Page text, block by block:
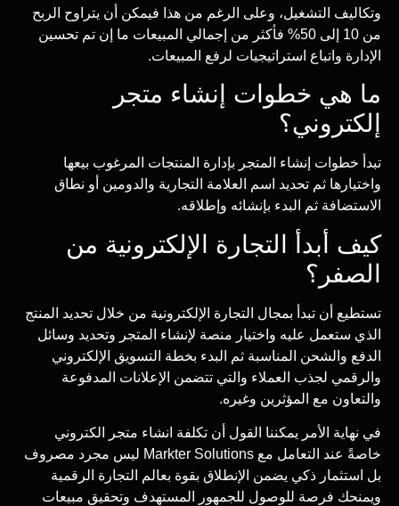
وتكاليف التشغيل، وعلى الرغم من هذا فيمكن أن يتراوح الربح
من 10 إلى 50% فأكثر من إجمالي المبيعات ما إن تم تحسين
الإدارة واتباع استراتيجيات لرفع المبيعات.
ما هي خطوات إنشاء متجر
إلكتروني؟
تبدأ خطوات إنشاء المتجر بإدارة المنتجات المرغوب بيعها
واختيارها ثم تحديد اسم العلامة التجارية والدومين أو نطاق
الاستضافة ثم البدء بإنشائه وإطلاقه.
كيف أبدأ التجارة الإلكترونية من
الصفر؟
تستطيع أن تبدأ بمجال التجارة الإلكترونية من خلال تحديد المنتج
الذي ستعمل عليه واختيار منصة لإنشاء المتجر وتحديد وسائل
الدفع والشحن المناسبة ثم البدء بخطة التسويق الإلكتروني
والرقمي لجذب العملاء والتي تتضمن الإعلانات المدفوعة
والتعاون مع المؤثرين وغيره.
في نهاية الأمر يمكننا القول أن تكلفة انشاء متجر الكتروني
خاصةً عند التعامل مع Markter Solutions ليس مجرد مصروف
بل استثمار ذكي يضمن الإنطلاق بقوة بعالم التجارة الرقمية
ويمنحك فرصة للوصول للجمهور المستهدف وتحقيق مبيعات